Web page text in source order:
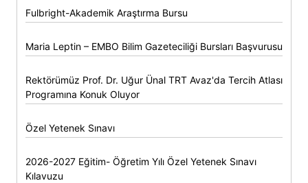
Fulbright-Akademik Araştırma Bursu
Maria Leptin – EMBO Bilim Gazeteciliği Bursları Başvurusu
Rektörümüz Prof. Dr. Uğur Ünal TRT Avaz'da Tercih Atlası
Programına Konuk Oluyor
Özel Yetenek Sınavı
2026-2027 Eğitim- Öğretim Yılı Özel Yetenek Sınavı
Kılavuzu